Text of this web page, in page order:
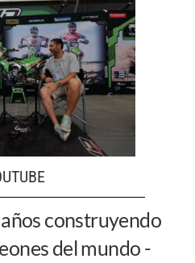
construyendo
del mundo -